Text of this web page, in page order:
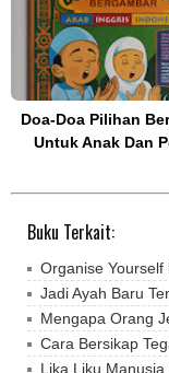
Doa-Doa Pilihan
Untuk Anak Dan
Buku Terkait:
Organise
Jadi Ayah Baru
Mengapa Orang
Cara Bersikap
Lika Liku Manusia